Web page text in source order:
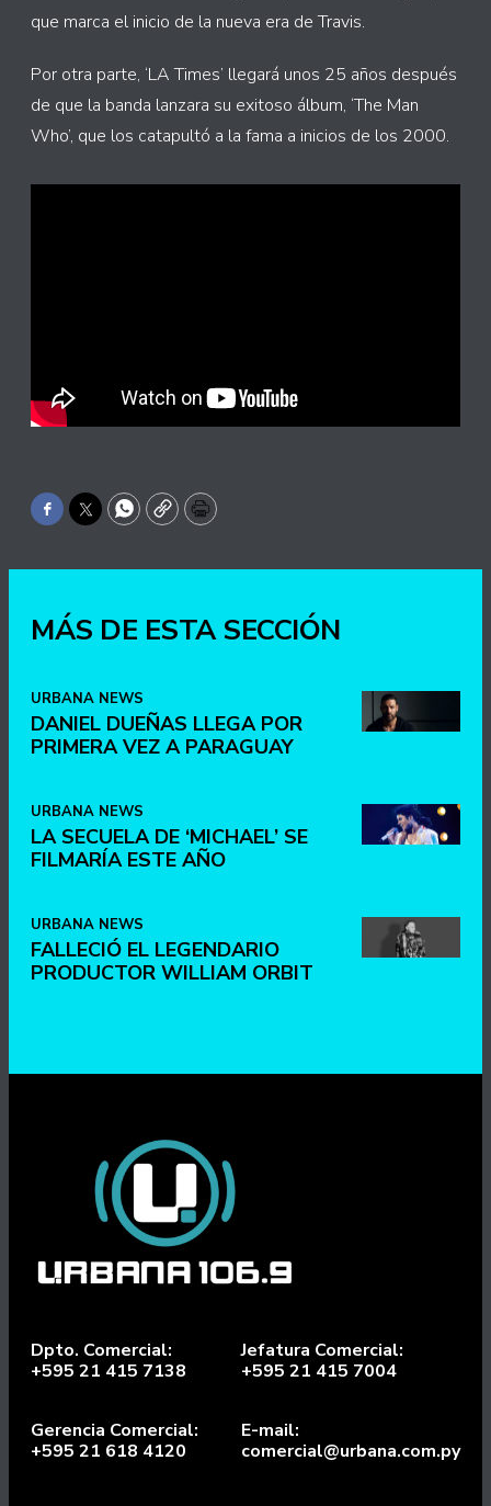
que marca el inicio de la nueva era de Travis.
Por otra parte, ‘LA Times’ llegará unos 25 años después
de que la banda lanzara su exitoso álbum, ‘The Man
Who’, que los catapultó a la fama a inicios de los 2000.
Facebook
TwitterWhatsApp
CopyPrint
MÁS DE ESTA SECCIÓN
URBANA NEWS
DANIEL DUEÑAS LLEGA POR
PRIMERA VEZ A PARAGUAY
URBANA NEWS
LA SECUELA DE ‘MICHAEL’ SE
FILMARÍA ESTE AÑO
URBANA NEWS
FALLECIÓ EL LEGENDARIO
PRODUCTOR WILLIAM ORBIT
Dpto. Comercial:
+595 21 415 7138
Jefatura Comercial:
+595 21 415 7004
Gerencia Comercial:
+595 21 618 4120
E-mail:
comercial@urbana.com.py